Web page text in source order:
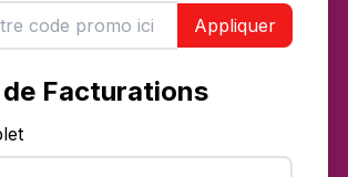
Appliquer
Facturations